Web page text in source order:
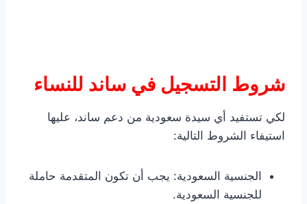
شروط التسجيل في ساند للنساء
لكي تستفيد أي سيدة سعودية من دعم ساند، عليها
استيفاء الشروط التالية:
الجنسية السعودية: يجب أن تكون المتقدمة حاملة
للجنسية السعودية.